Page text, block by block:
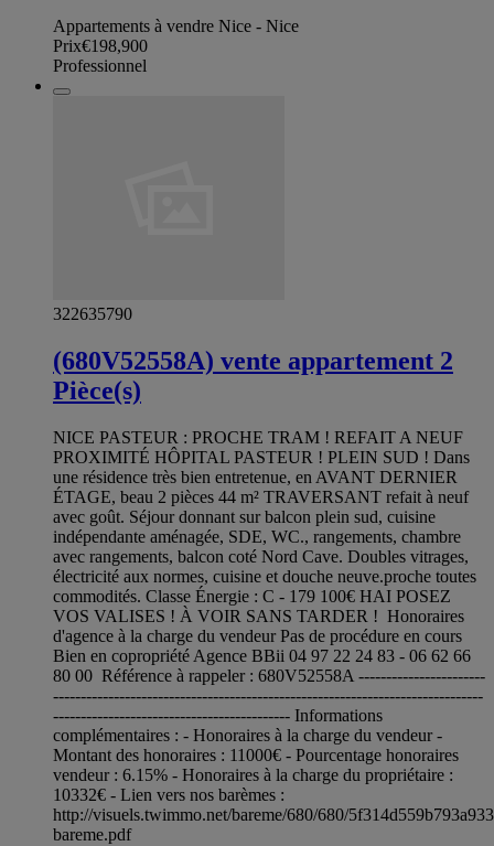
Appartements à vendre Nice - Nice
Prix€198,900
Professionnel
322635790
(680V52558A) vente appartement 2
Pièce(s)
NICE PASTEUR : PROCHE TRAM ! REFAIT A NEUF
PROXIMITÉ HÔPITAL PASTEUR ! PLEIN SUD ! Dans
une résidence très bien entretenue, en AVANT DERNIER
ÉTAGE, beau 2 pièces 44 m² TRAVERSANT refait à neuf
avec goût. Séjour donnant sur balcon plein sud, cuisine
indépendante aménagée, SDE, WC., rangements, chambre
avec rangements, balcon coté Nord Cave. Doubles vitrages,
électricité aux normes, cuisine et douche neuve.proche toutes
commodités. Classe Énergie : C - 179 100€ HAI POSEZ
VOS VALISES ! À VOIR SANS TARDER ! Honoraires
d'agence à la charge du vendeur Pas de procédure en cours
Bien en copropriété Agence BBii 04 97 22 24 83 - 06 62 66
80 00 Référence à rappeler : 680V52558A -----------------------
------------------------------------------------------------------------------
------------------------------------------- Informations
complémentaires : - Honoraires à la charge du vendeur -
Montant des honoraires : 11000€ - Pourcentage honoraires
vendeur : 6.15% - Honoraires à la charge du propriétaire :
10332€ - Lien vers nos barèmes :
http://visuels.twimmo.net/bareme/680/680/
bareme.pdf